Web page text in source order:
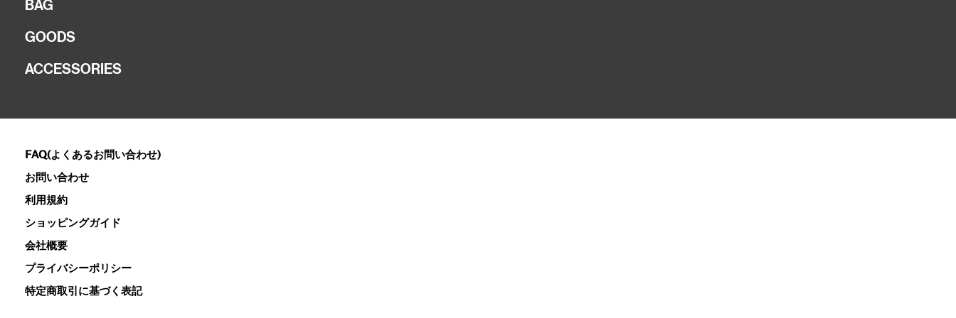
BAG
GOODS
ACCESSORIES
FAQ(よくあるお問い合わせ)
お問い合わせ
利用規約
ショッピングガイド
会社概要
プライバシーポリシー
特定商取引に基づく表記